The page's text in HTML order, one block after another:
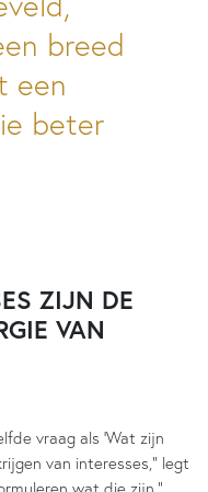
breed
een
beter
ZIJN DE
VAN
vraag als ‘Wat zijn
van interesses,” legt
wat die zijn.”